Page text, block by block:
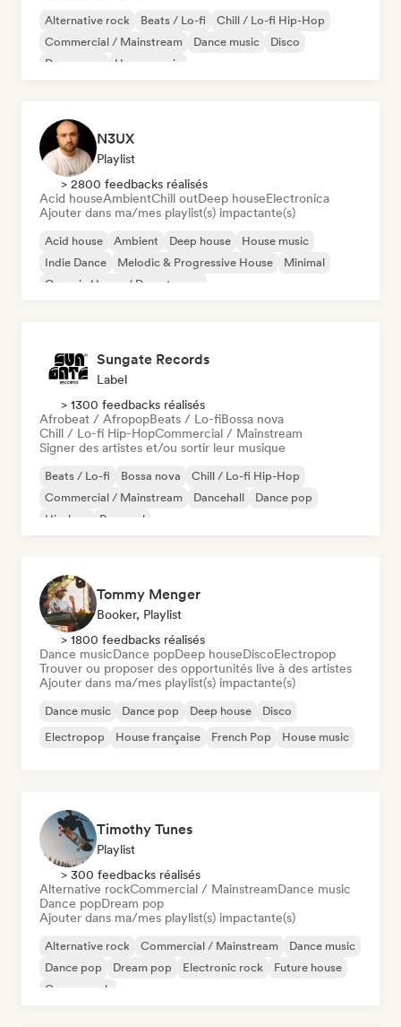
Alternative rock Beats / Lo-fi
Chill / Lo-fi Hip-Hop
Commercial / Mainstream
Dance music
Disco
Dream pop
House music
N3UX
Playlist
> 2800 feedbacks réalisés
Acid houseAmbientChill outDeep houseElectronica
Ajouter dans ma/mes playlist(s) impactante(s)
Acid house Ambient Deep house
House music
Indie Dance
Melodic & Progressive House
Minimal
Organic House / Downtempo
Sungate Records
Label
> 1300 feedbacks réalisés
Afrobeat / AfropopBeats / Lo-fiBossa nova
Chill / Lo-fi Hip-HopCommercial / Mainstream
Signer des artistes et/ou sortir leur musique
Beats / Lo-fi Bossa nova
Chill / Lo-fi Hip-Hop
Commercial / Mainstream
Dancehall
Dance pop
Hip-hop
Pop soul
Tommy Menger
Booker, Playlist
> 1800 feedbacks réalisés
Dance musicDance popDeep houseDiscoElectropop
Trouver ou proposer des opportunités live à des artistes
Ajouter dans ma/mes playlist(s) impactante(s)
Dance music Dance pop Deep house
Disco
Electropop
House française French Pop House music
Timothy Tunes
Playlist
> 300 feedbacks réalisés
Alternative rockCommercial / MainstreamDance music
Dance popDream pop
Ajouter dans ma/mes playlist(s) impactante(s)
Alternative rock Commercial / Mainstream
Dance music
Dance pop
Dream pop Electronic rock
Future house
Garage rock